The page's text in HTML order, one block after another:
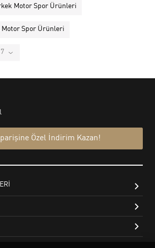
Motor Spor Ürünleri
Spor Ürünleri